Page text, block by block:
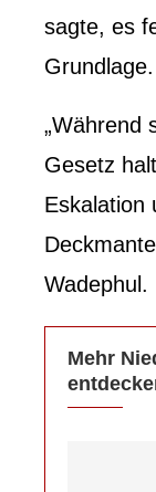
sagte, es
Grundlage.
„Während
Gesetz
Eskalation
Wadephul.
Mehr